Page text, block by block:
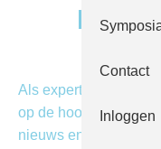
Als expertisecentrum
op de hoogte houden
nieuws en resultaten
Contact
Inloggen